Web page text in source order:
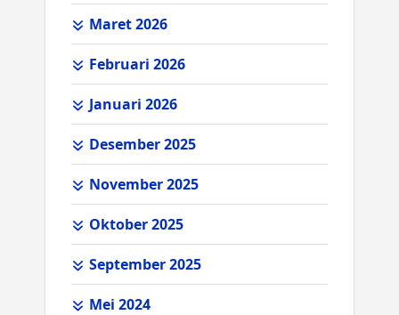
Maret 2026
Februari 2026
Januari 2026
Desember 2025
November 2025
Oktober 2025
September 2025
Mei 2024